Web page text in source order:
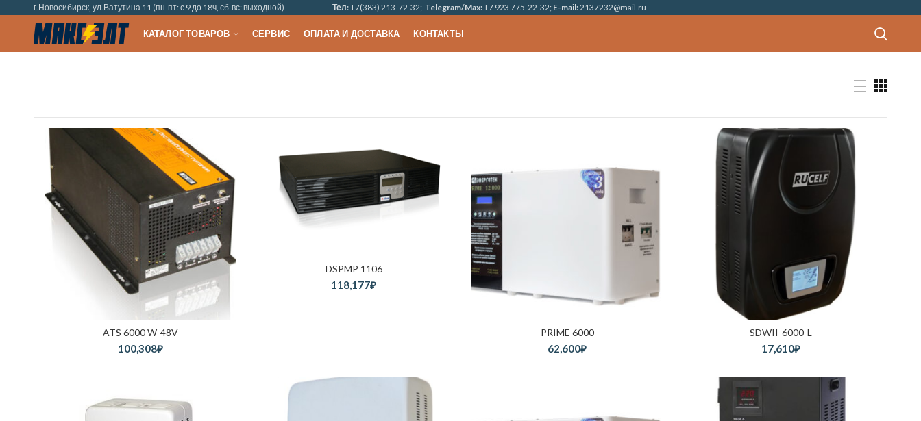
г.Новосибирск, ул.Ватутина 11 (пн-пт: с 9 до 18ч, сб-вс: выходной) Тел:+7(383) 213-72-32; Telegram/Max:+7 923 775-22-32; E-mail:2137232@mail.ru
КАТАЛОГ ТОВАРОВ СЕРВИС ОПЛАТА И ДОСТАВКА КОНТАКТЫ
ATS 6000 W-48V
100,308₽
DSPMP 1106
118,177₽
PRIME 6000
62,600₽
SDWII-6000-L
17,610₽